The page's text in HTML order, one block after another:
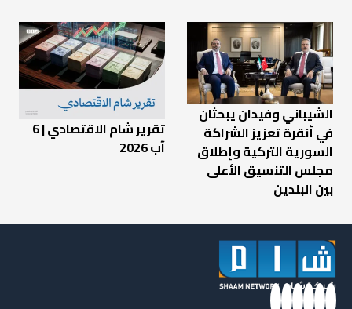
الشيباني وفيدان يبحثان
في أنقرة تعزيز الشراكة
السورية التركية وإطلاق
مجلس التنسيق الأعلى
بين البلدين
تقرير شام الاقتصادي | 6
آب 2026